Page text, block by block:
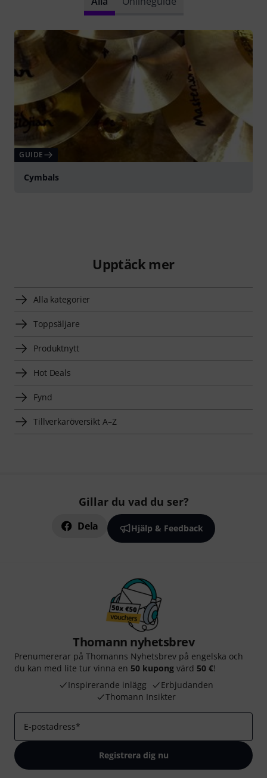
GUIDE
Cymbals
Upptäck mer
Alla kategorier
Toppsäljare
Produktnytt
Hot Deals
Fynd
Tillverkaröversikt A–Z
Gillar du vad du ser?
Dela Hjälp & Feedback
Thomann nyhetsbrev
Prenumererar på Thomanns Nyhetsbrev på engelska och
du kan med lite tur vinna en 50 kupong värd 50 €!
Inspirerande inlägg
Erbjudanden
Thomann Insikter
E-postadress*
Registrera dig nu